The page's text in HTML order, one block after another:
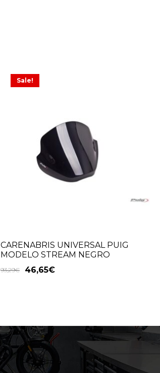
Sale!
CARENABRIS UNIVERSAL PUIG
MODELO STREAM NEGRO
93,29€ 46,65€